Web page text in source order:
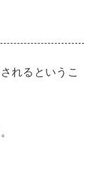
れるというこ